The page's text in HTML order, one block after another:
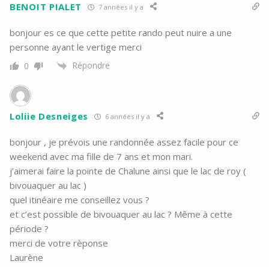
BENOIT PIALET 7 années il y a
bonjour es ce que cette petite rando peut nuire a une
personne ayant le vertige merci
0 Répondre
Loliie Desneiges 6 années il y a
bonjour , je prévois une randonnée assez facile pour ce
weekend avec ma fille de 7 ans et mon mari.
j’aimerai faire la pointe de Chalune ainsi que le lac de roy (
bivouaquer au lac )
quel itinéaire me conseillez vous ?
et c’est possible de bivouaquer au lac ? Même à cette
période ?
merci de votre rèponse
Laurène